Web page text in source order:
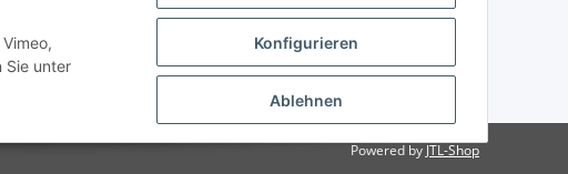
Powered by JTL-Shop
Sie unter
Konfigurieren
Ablehnen